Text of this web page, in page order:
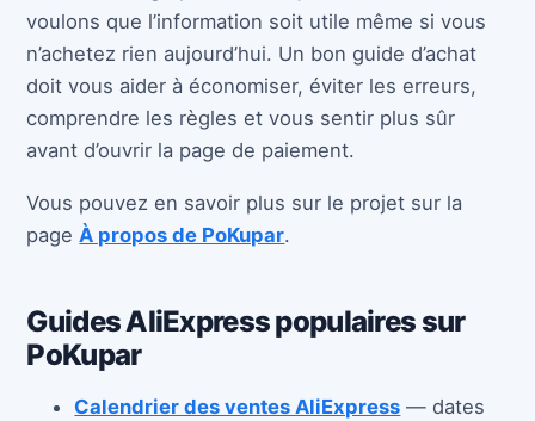
voulons que l’information soit utile même si vous
n’achetez rien aujourd’hui. Un bon guide d’achat
doit vous aider à économiser, éviter les erreurs,
comprendre les règles et vous sentir plus sûr
avant d’ouvrir la page de paiement.
Vous pouvez en savoir plus sur le projet sur la
page À propos de PoKupar.
Guides AliExpress populaires sur
PoKupar
Calendrier des ventes AliExpress — dates